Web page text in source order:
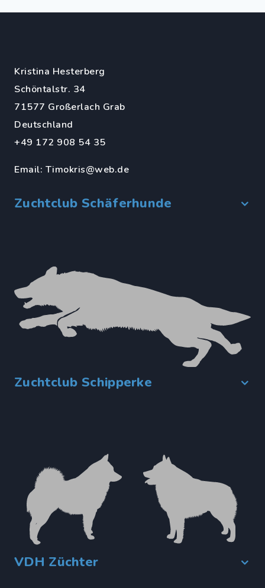
Kristina Hesterberg
Schöntalstr. 34
71577 Großerlach Grab
Deutschland
+49 172 908 54 35
Email: Timokris@web.de
Zuchtclub Schäferhunde
Zuchtclub Schipperke
VDH Züchter